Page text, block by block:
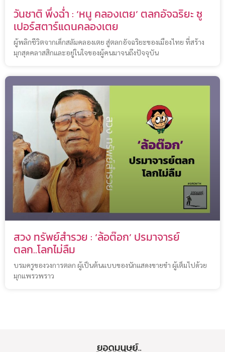
วันชาติ พึ่งฉ่ำ : ‘หนู คลองเตย’ ตลกอัจฉริยะ ซู
เปอร์สตาร์แดนคลองเตย
ผู้พลิกชีวิตจากเด็กสลัมคลองเตย สู่ตลกอัจฉริยะของเมืองไทย ที่สร้าง
มุกสุดคลาสสิกและอยู่ในใจของผู้คนมาจนถึงปัจจุบัน
สวง ทรัพย์สำรวย : ‘ล้อต๊อก’ ปรมาจารย์
ตลก..โลกไม่ลืม
บรมครูของวงการตลก ผู้เป็นต้นแบบของนักแสดงขายขำ ผู้เต็มไปด้วย
มุกแพรวพราว